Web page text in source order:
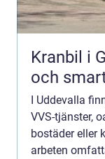
Kranbil i
och
I Uddevalla
VVS-tjänster,
bostäder eller
arbeten